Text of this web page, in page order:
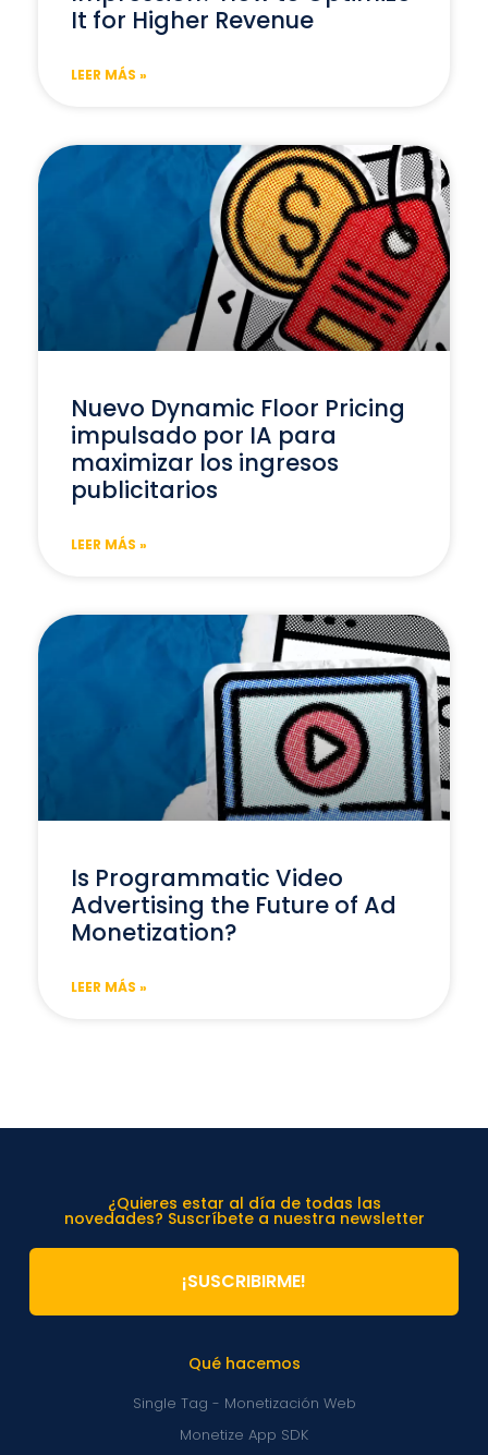
It for Higher Revenue
LEER MÁS »
Nuevo Dynamic Floor Pricing
impulsado por IA para
maximizar los ingresos
publicitarios
LEER MÁS »
Is Programmatic Video
Advertising the Future of Ad
Monetization?
LEER MÁS »
Qué hacemos
Single Tag - Monetización Web
Monetize App SDK
¿Quieres estar al día de todas las
novedades? Suscríbete a nuestra newsletter
¡SUSCRIBIRME!